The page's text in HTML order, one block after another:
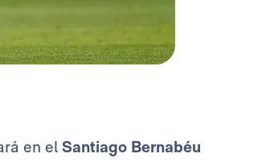
en el Santiago Bernabéu